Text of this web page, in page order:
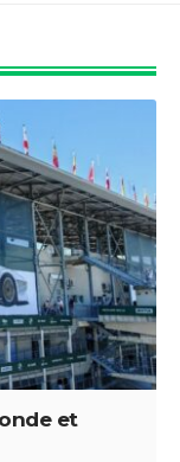
et